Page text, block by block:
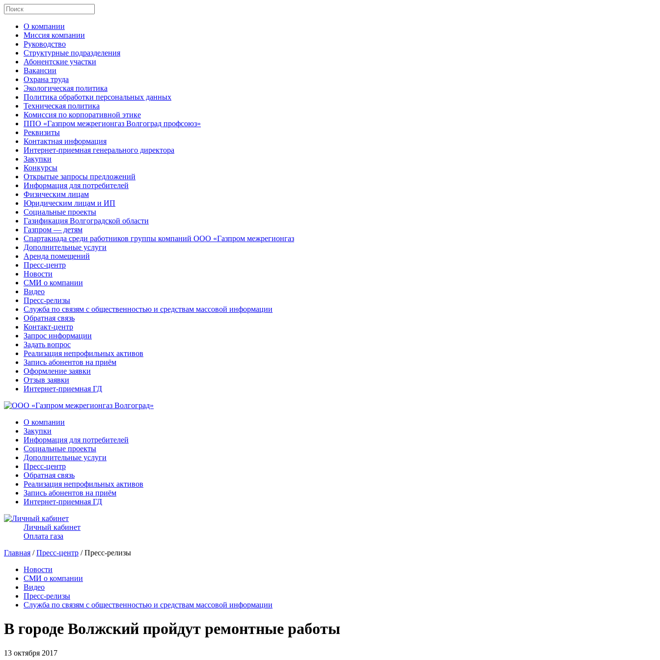
О компании
Миссия компании
Руководство
Структурные подразделения
Абонентские участки
Вакансии
Охрана труда
Экологическая политика
Политика обработки персональных данных
Техническая политика
Комиссия по корпоративной этике
ППО «Газпром межрегионгаз Волгоград профсоюз»
Реквизиты
Контактная информация
Интернет-приемная генерального директора
Закупки
Конкурсы
Открытые запросы предложений
Информация для потребителей
Физическим лицам
Юридическим лицам и ИП
Социальные проекты
Газификация Волгоградской области
Газпром — детям
Спартакиада среди работников группы компаний ООО «Газпром межрегионгаз
Дополнительные услуги
Аренда помещений
Пресс-центр
Новости
СМИ о компании
Видео
Пресс-релизы
Служба по связям с общественностью и средствам массовой информации
Обратная связь
Контакт-центр
Запрос информации
Задать вопрос
Реализация непрофильных активов
Запись абонентов на приём
Оформление заявки
Отзыв заявки
Интернет-приемная ГД
О компании
Закупки
Информация для потребителей
Социальные проекты
Дополнительные услуги
Пресс-центр
Обратная связь
Реализация непрофильных активов
Запись абонентов на приём
Интернет-приемная ГД
Личный кабинет
Оплата газа
Главная /Пресс-центр / Пресс-релизы
Новости
СМИ о компании
Видео
Пресс-релизы
Служба по связям с общественностью и средствам массовой информации
В городе Волжский пройдут ремонтные работы
13 октября 2017